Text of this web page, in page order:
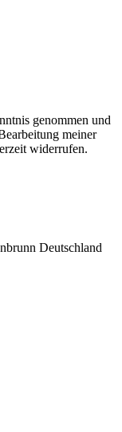
genommen und
meiner
widerrufen.
Deutschland